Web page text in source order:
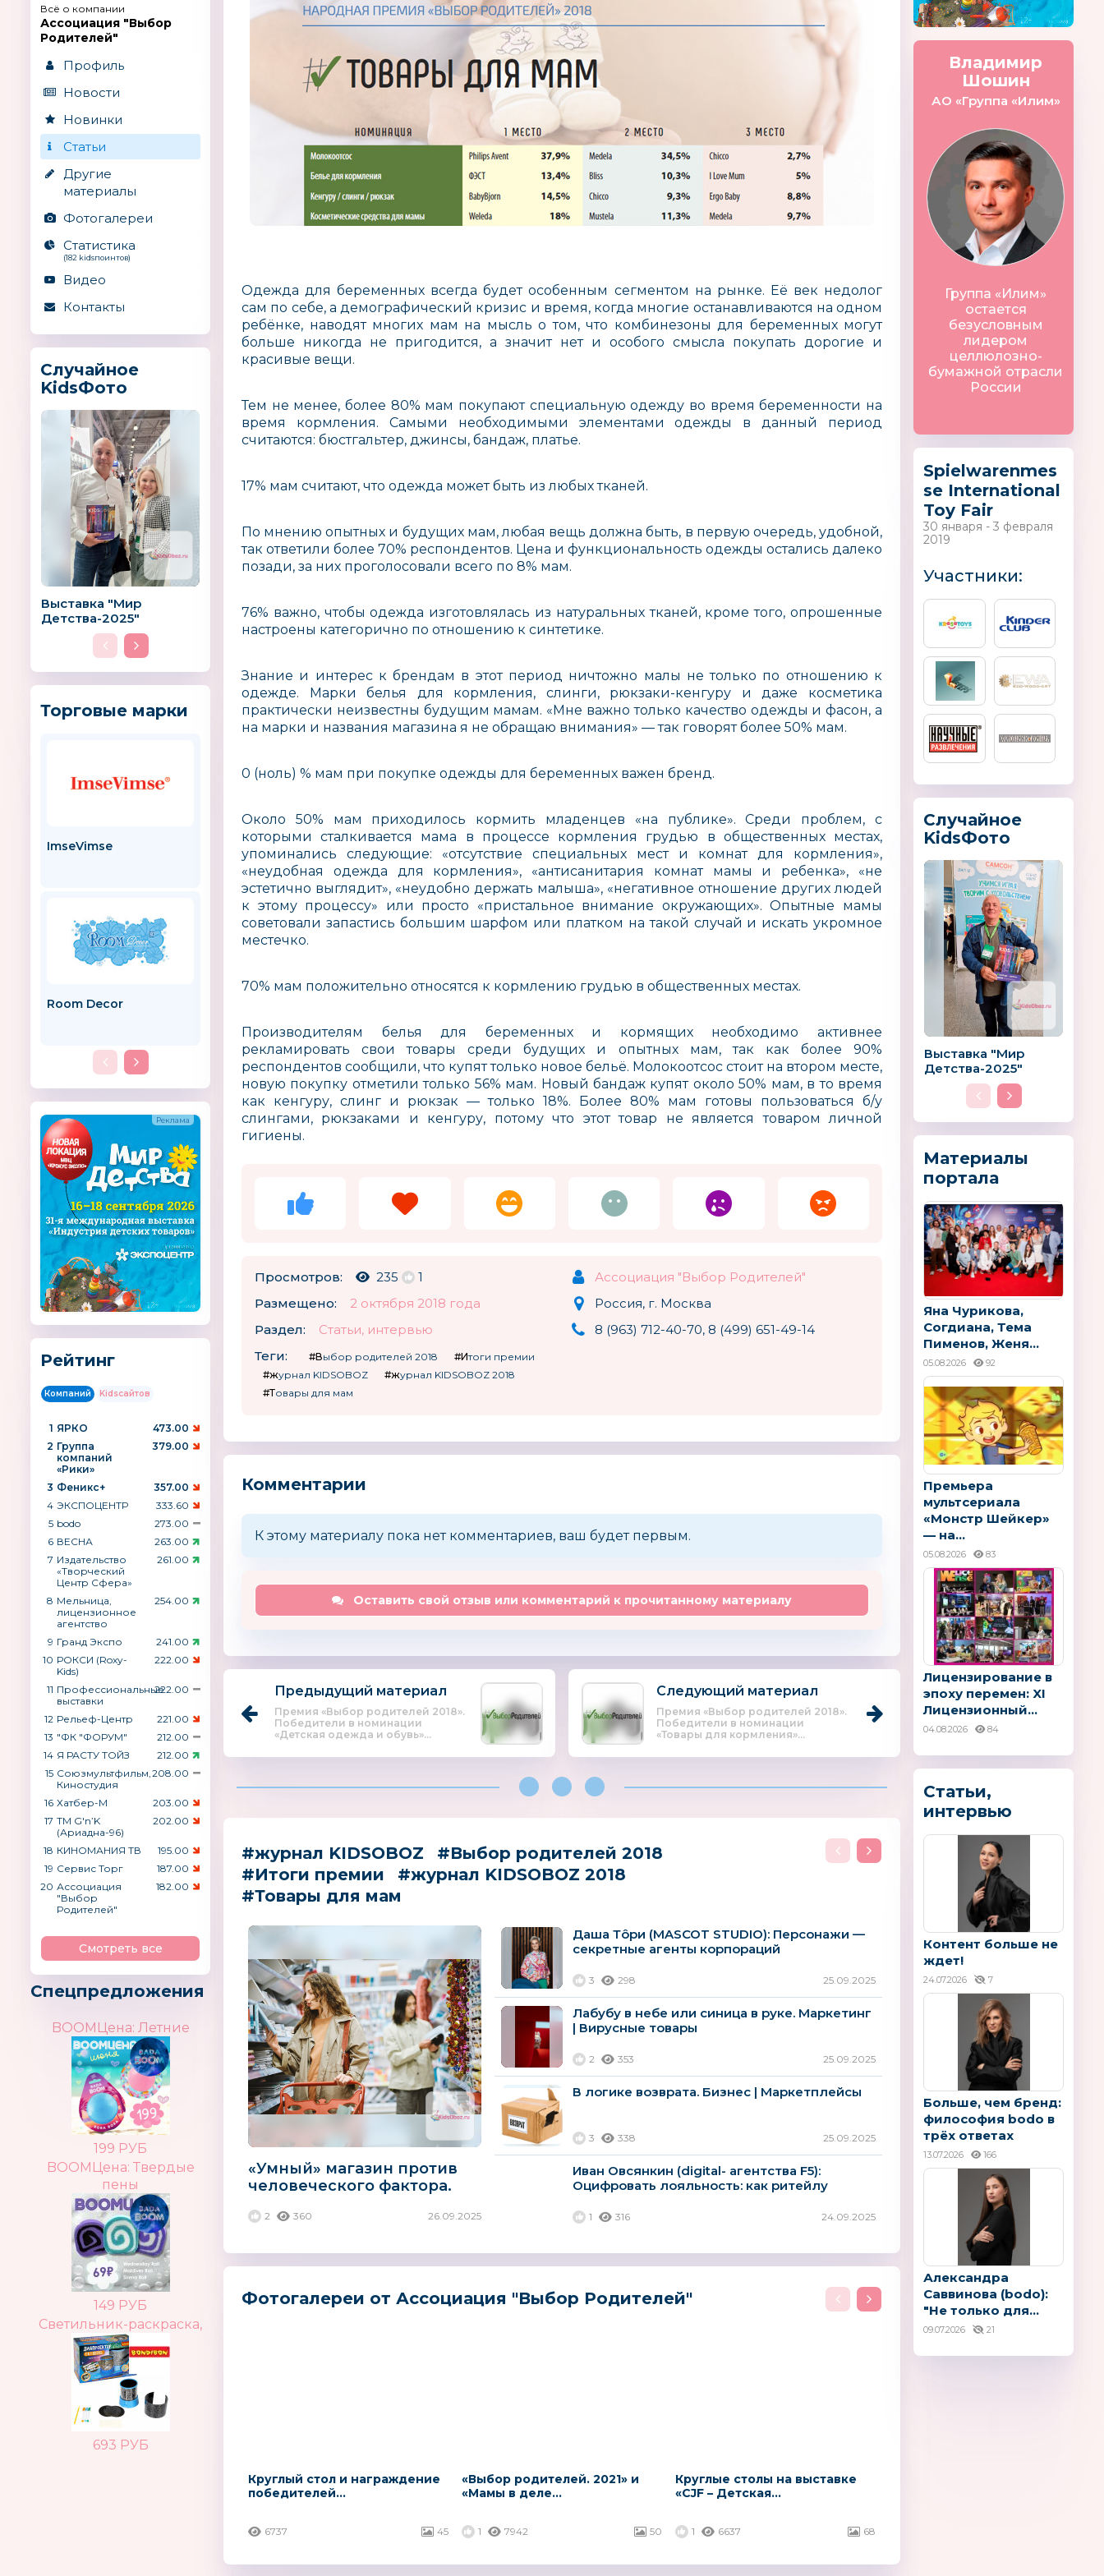
Всё о компании
Ассоциация "Выбор
Родителей"
Профиль
Новости
Новинки
Статьи
Другие
материалы
Фотогалереи
Статистика
(182 kidsпоинтов)
Видео
Контакты
Случайное
KidsФото
Выставка "Мир
Детства-2025"
Торговые марки
ImseVimse
Room Decor
Копилки-раскраски BOMBUS
Россия
KSG
Великобритания
MIMA
Испания
Makin’s
ТМ BusinessGraphics
El′BascoToys
Россия
Big Farm
Рейтинг
Компаний Kidsсайтов
1 ЯРКО
473.00
2 Группа
компаний
«Рики»
379.00
3 Феникс+
357.00
4 ЭКСПОЦЕНТР
333.60
5 bodo
273.00
6 ВЕСНА
263.00
7 Издательство
«Творческий
Центр Сфера»
261.00
8 Мельница,
лицензионное
агентство
254.00
9 Гранд Экспо
241.00
10 РОКСИ (Roxy-
Kids)
222.00
11 Профессиональные
выставки
222.00
12 Рельеф-Центр
221.00
13 "ФК "ФОРУМ"
212.00
14 Я РАСТУ ТОЙЗ
212.00
15 Союзмультфильм,
Киностудия
208.00
16 Хатбер-М
203.00
17 ТМ G′n’K
(Ариадна-96)
202.00
18 КИНОМАНИЯ ТВ
195.00
19 Сервис Торг
187.00
20 Ассоциация
"Выбор
Родителей"
182.00
Смотреть все
Спецпредложения
BOOMЦена: Летние
199 РУБ
BOOMЦена: Твердые
пены
149 РУБ
Светильник-раскраска,
693 РУБ
Одежда для беременных всегда будет особенным сегментом на рынке. Её век недолог
сам по себе, а демографический кризис и время, когда многие останавливаются на одном
ребёнке, наводят многих мам на мысль о том, что комбинезоны для беременных могут
больше никогда не пригодится, а значит нет и особого смысла покупать дорогие и
красивые вещи.
Тем не менее, более 80% мам покупают специальную одежду во время беременности на
время кормления. Самыми необходимыми элементами одежды в данный период
считаются: бюстгальтер, джинсы, бандаж, платье.
17% мам считают, что одежда может быть из любых тканей.
По мнению опытных и будущих мам, любая вещь должна быть, в первую очередь, удобной,
так ответили более 70% респондентов. Цена и функциональность одежды остались далеко
позади, за них проголосовали всего по 8% мам.
76% важно, чтобы одежда изготовлялась из натуральных тканей, кроме того, опрошенные
настроены категорично по отношению к синтетике.
Знание и интерес к брендам в этот период ничтожно малы не только по отношению к
одежде. Марки белья для кормления, слинги, рюкзаки-кенгуру и даже косметика
практически неизвестны будущим мамам. «Мне важно только качество одежды и фасон, а
на марки и названия магазина я не обращаю внимания» — так говорят более 50% мам.
0 (ноль) % мам при покупке одежды для беременных важен бренд.
Около 50% мам приходилось кормить младенцев «на публике». Среди проблем, с
которыми сталкивается мама в процессе кормления грудью в общественных местах,
упоминались следующие: «отсутствие специальных мест и комнат для кормления»,
«неудобная одежда для кормления», «антисанитария комнат мамы и ребенка», «не
эстетично выглядит», «неудобно держать малыша», «негативное отношение других людей
к этому процессу» или просто «пристальное внимание окружающих». Опытные мамы
советовали запастись большим шарфом или платком на такой случай и искать укромное
местечко.
70% мам положительно относятся к кормлению грудью в общественных местах.
Производителям белья для беременных и кормящих необходимо активнее
рекламировать свои товары среди будущих и опытных мам, так как более 90%
респондентов сообщили, что купят только новое бельё. Молокоотсос стоит на втором месте,
новую покупку отметили только 56% мам. Новый бандаж купят около 50% мам, в то время
как кенгуру, слинг и рюкзак — только 18%. Более 80% мам готовы пользоваться б/у
слингами, рюкзаками и кенгуру, потому что этот товар не является товаром личной
гигиены.
Просмотров: 235
1
Размещено:
2 октября 2018 года
Раздел:
Статьи, интервью
Теги:
#Выбор родителей 2018
#Итоги премии
#журнал KIDSOBOZ
#журнал KIDSOBOZ 2018
#Товары для мам
Ассоциация "Выбор Родителей"
Россия, г. Москва
8 (963) 712-40-70, 8 (499) 651-49-14
Комментарии
К этому материалу пока нет комментариев, ваш будет первым.
Оставить свой отзыв или комментарий к прочитанному материалу
Предыдущий материал
Премия «Выбор родителей 2018».
Победители в номинации
«Детская одежда и обувь»...
Следующий материал
Премия «Выбор родителей 2018».
Победители в номинации
«Товары для кормления»...
#журнал KIDSOBOZ
#Выбор родителей 2018
#Итоги премии
#журнал KIDSOBOZ 2018
#Товары для мам
«Умный» магазин против
человеческого фактора.
2 360 26.09.2025
Даша Тôри (MASCOT STUDIO): Персонажи —
секретные агенты корпораций
3 298 25.09.2025
Лабубу в небе или синица в руке. Маркетинг
| Вирусные товары
2 353 25.09.2025
В логике возврата. Бизнес | Маркетплейсы
3 338 25.09.2025
Иван Овсянкин (digital- агентства F5):
Оцифровать лояльность: как ритейлу
1 316 24.09.2025
Фотогалереи от Ассоциация "Выбор Родителей"
Круглый стол и награждение
победителей...
6737 45
«Выбор родителей. 2021» и
«Мамы в деле...
1 7942 50
Круглые столы на выставке
«CJF – Детская...
1 6637 68
Владимир
Шошин
АО «Группа «Илим»
Группа «Илим»
остается
безусловным
лидером
целлюлозно-
бумажной отрасли
России
Spielwarenmes
se International
Toy Fair
30 января - 3 февраля
2019
Участники:
Случайное
KidsФото
Выставка "Мир
Детства-2025"
Материалы
портала
Яна Чурикова,
Согдиана, Тема
Пименов, Женя...
05.08.2026 92
Премьера
мультсериала
«Монстр Шейкер»
— на...
05.08.2026 83
Лицензирование в
эпоху перемен: XI
Лицензионный...
04.08.2026 84
Статьи,
интервью
Контент больше не
ждет!
24.07.2026 7
Больше, чем бренд:
философия bodo в
трёх ответах
13.07.2026 166
Александра
Саввинова (bodo):
"Не только для...
09.07.2026 21